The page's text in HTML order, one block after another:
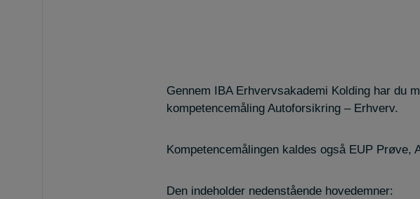
Gennem IBA Erhvervsakademi Kolding har du
kompetencemåling Autoforsikring – Erhverv.
Kompetencemålingen kaldes også EUP Prøve,
Den indeholder nedenstående hovedemner: